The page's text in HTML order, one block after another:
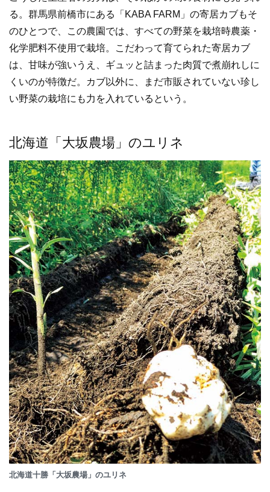
る。群馬県前橋市にある「KABA FARM」の寄居カブもそ
のひとつで、この農園では、すべての野菜を栽培時農薬・
化学肥料不使用で栽培。こだわって育てられた寄居カブ
は、甘味が強いうえ、ギュッと詰まった肉質で煮崩れしに
くいのが特徴だ。カブ以外に、まだ市販されていない珍し
い野菜の栽培にも力を入れているという。
北海道「大坂農場」のユリネ
北海道十勝「大坂農場」のユリネ